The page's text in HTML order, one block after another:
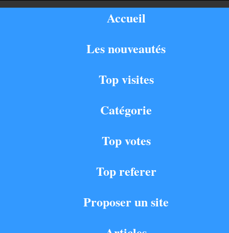
Accueil
Les nouveautés
Top visites
Catégorie
Top votes
Top referer
Proposer un site